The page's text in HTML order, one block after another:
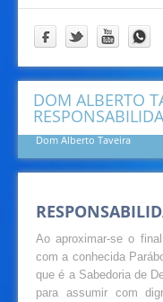
Programação
DOM ALBERTO
Dom Alberto Taveira
Ao aproximar-se o
com a conhecida
que é a Sabedoria de
para assumir com